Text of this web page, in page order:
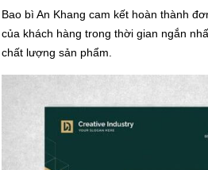
Bao bì An Khang cam kết hoàn thành
của khách hàng trong thời gian ngắn
chất lượng sản phẩm.